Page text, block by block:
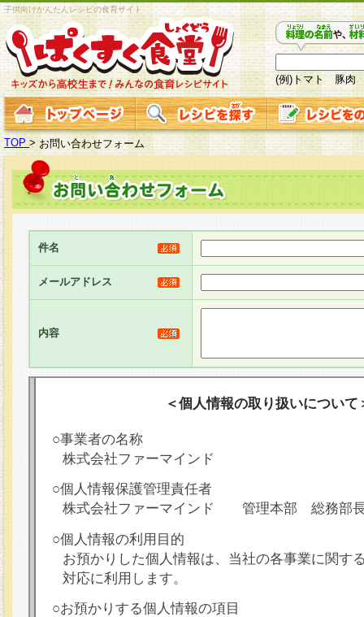
子供向けかんたんレシピの食育サイト
(例)トマト 豚肉
TOP > お問い合わせフォーム
件名
メールアドレス
内容
＜個人情報の取り扱いについて
○事業者の名称
株式会社ファーマインド
○個人情報保護管理責任者
株式会社ファーマインド 管理本部 総務部
○個人情報の利用目的
お預かりした個人情報は、当社の各事業に関す
対応に利用します。
○お預かりする個人情報の項目